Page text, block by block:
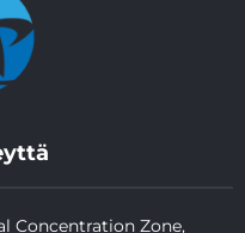
Concentration Zone,